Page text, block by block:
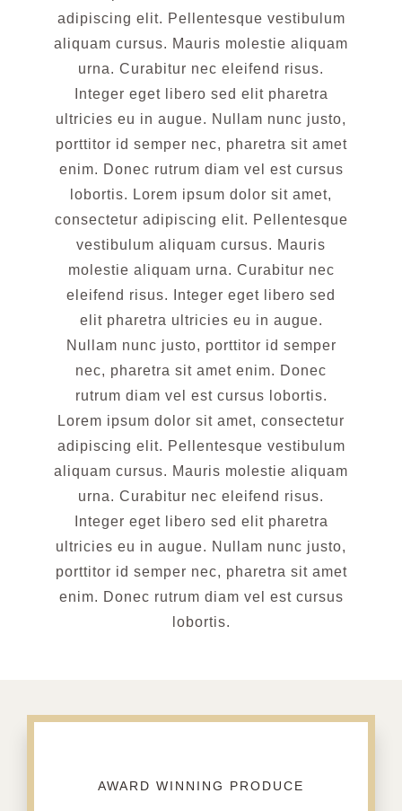
adipiscing elit. Pellentesque vestibulum
aliquam cursus. Mauris molestie aliquam
urna. Curabitur nec eleifend risus.
Integer eget libero sed elit pharetra
ultricies eu in augue. Nullam nunc justo,
porttitor id semper nec, pharetra sit amet
enim. Donec rutrum diam vel est cursus
lobortis. Lorem ipsum dolor sit amet,
consectetur adipiscing elit. Pellentesque
vestibulum aliquam cursus. Mauris
molestie aliquam urna. Curabitur nec
eleifend risus. Integer eget libero sed
elit pharetra ultricies eu in augue.
Nullam nunc justo, porttitor id semper
nec, pharetra sit amet enim. Donec
rutrum diam vel est cursus lobortis.
Lorem ipsum dolor sit amet, consectetur
adipiscing elit. Pellentesque vestibulum
aliquam cursus. Mauris molestie aliquam
urna. Curabitur nec eleifend risus.
Integer eget libero sed elit pharetra
ultricies eu in augue. Nullam nunc justo,
porttitor id semper nec, pharetra sit amet
enim. Donec rutrum diam vel est cursus
lobortis.
AWARD WINNING PRODUCE